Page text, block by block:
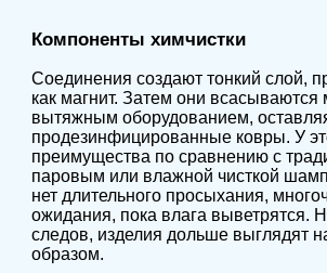
Компоненты химчистки
Соединения создают тонкий слой,
как магнит. Затем они
вытяжным оборудованием,
продезинфицированные ковры. У
преимущества по сравнению с
паровым или влажной чисткой
нет длительного просыхания,
ожидания, пока влага выветрятся.
следов, изделия дольше выглядят
образом.